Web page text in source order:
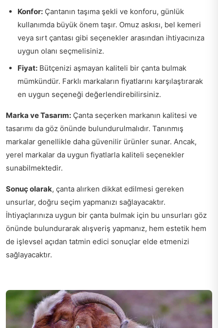
Konfor: Çantanın taşıma şekli ve konforu, günlük
kullanımda büyük önem taşır. Omuz askısı, bel kemeri
veya sırt çantası gibi seçenekler arasından ihtiyacınıza
uygun olanı seçmelisiniz.
Fiyat: Bütçenizi aşmayan kaliteli bir çanta bulmak
mümkündür. Farklı markaların fiyatlarını karşılaştırarak
en uygun seçeneği değerlendirebilirsiniz.
Marka ve Tasarım: Çanta seçerken markanın kalitesi ve
tasarımı da göz önünde bulundurulmalıdır. Tanınmış
markalar genellikle daha güvenilir ürünler sunar. Ancak,
yerel markalar da uygun fiyatlarla kaliteli seçenekler
sunabilmektedir.
Sonuç olarak, çanta alırken dikkat edilmesi gereken
unsurlar, doğru seçim yapmanızı sağlayacaktır.
İhtiyaçlarınıza uygun bir çanta bulmak için bu unsurları göz
önünde bulundurarak alışveriş yapmanız, hem estetik hem
de işlevsel açıdan tatmin edici sonuçlar elde etmenizi
sağlayacaktır.